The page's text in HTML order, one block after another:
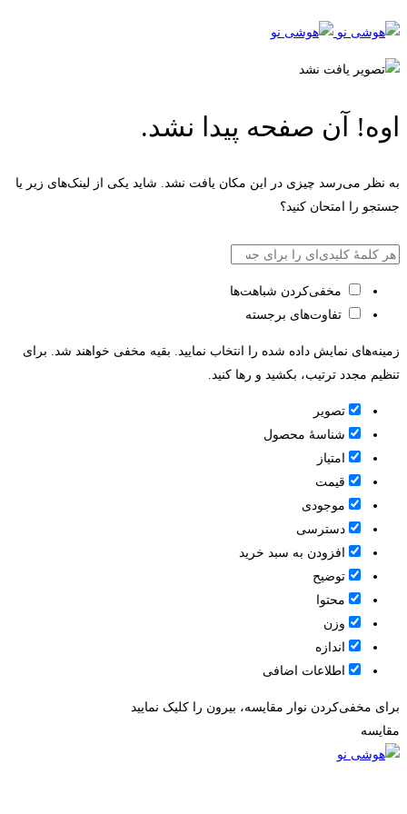
اوه! آن صفحه پیدا نشد.
به نظر می‌رسد چیزی در این مکان یافت نشد. شاید یکی از لینک‌های زیر یا
جستجو را امتحان کنید؟
مخفی‌کردن شباهت‌ها
تفاوت‌های برجسته
زمینه‌های نمایش داده شده را انتخاب نمایید. بقیه مخفی خواهند شد. برای
تنظیم مجدد ترتیب، بکشید و رها کنید.
تصویر
شناسۀ محصول
امتیاز
قيمت
موجودی
دسترسی
افزودن به سبد خرید
توضیح
محتوا
وزن
اندازه
اطلاعات اضافی
برای مخفی‌کردن نوار مقایسه، بیرون را کلیک نمایید
مقایسه